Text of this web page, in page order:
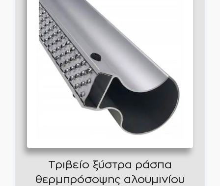
Τριβείο ξύστρα ράσπα
θερμπρόσοψης αλουμινίου